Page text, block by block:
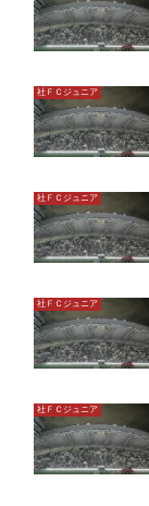
社ＦＣジュニア
社ＦＣジュニア
社ＦＣジュニア
社ＦＣジュニア